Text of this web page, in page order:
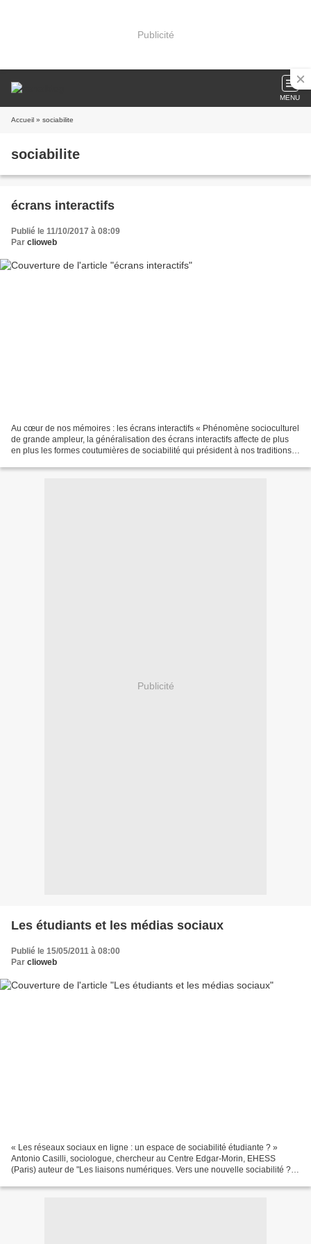
Publicité
MENU
Accueil » sociabilite
sociabilite
écrans interactifs
Publié le 11/10/2017 à 08:09
Par clioweb
Au cœur de nos mémoires : les écrans interactifs « Phénomène socioculturel
de grande ampleur, la généralisation des écrans interactifs affecte de plus
en plus les formes coutumières de sociabilité qui président à nos traditions.
Publicité
Les étudiants et les médias sociaux
Publié le 15/05/2011 à 08:00
Par clioweb
« Les réseaux sociaux en ligne : un espace de sociabilité étudiante ? »
Antonio Casilli, sociologue, chercheur au Centre Edgar-Morin, EHESS
(Paris) auteur de "Les liaisons numériques. Vers une nouvelle sociabilité ?"